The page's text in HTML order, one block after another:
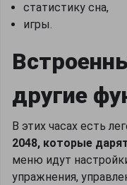
статистику сна,
игры.
другие
В этих часах есть
2048, которые
меню идут
упражнения,